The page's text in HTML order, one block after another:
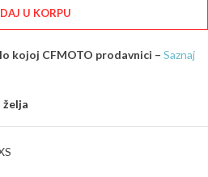
U KORPU
kojoj CFMOTO prodavnici – Saznaj
želja